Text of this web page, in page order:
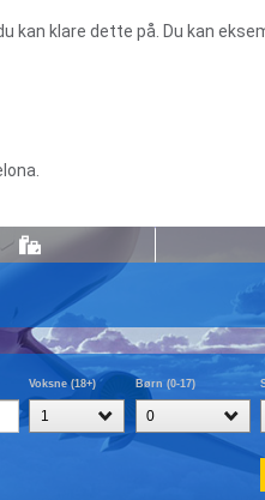
kan klare dette på. Du kan